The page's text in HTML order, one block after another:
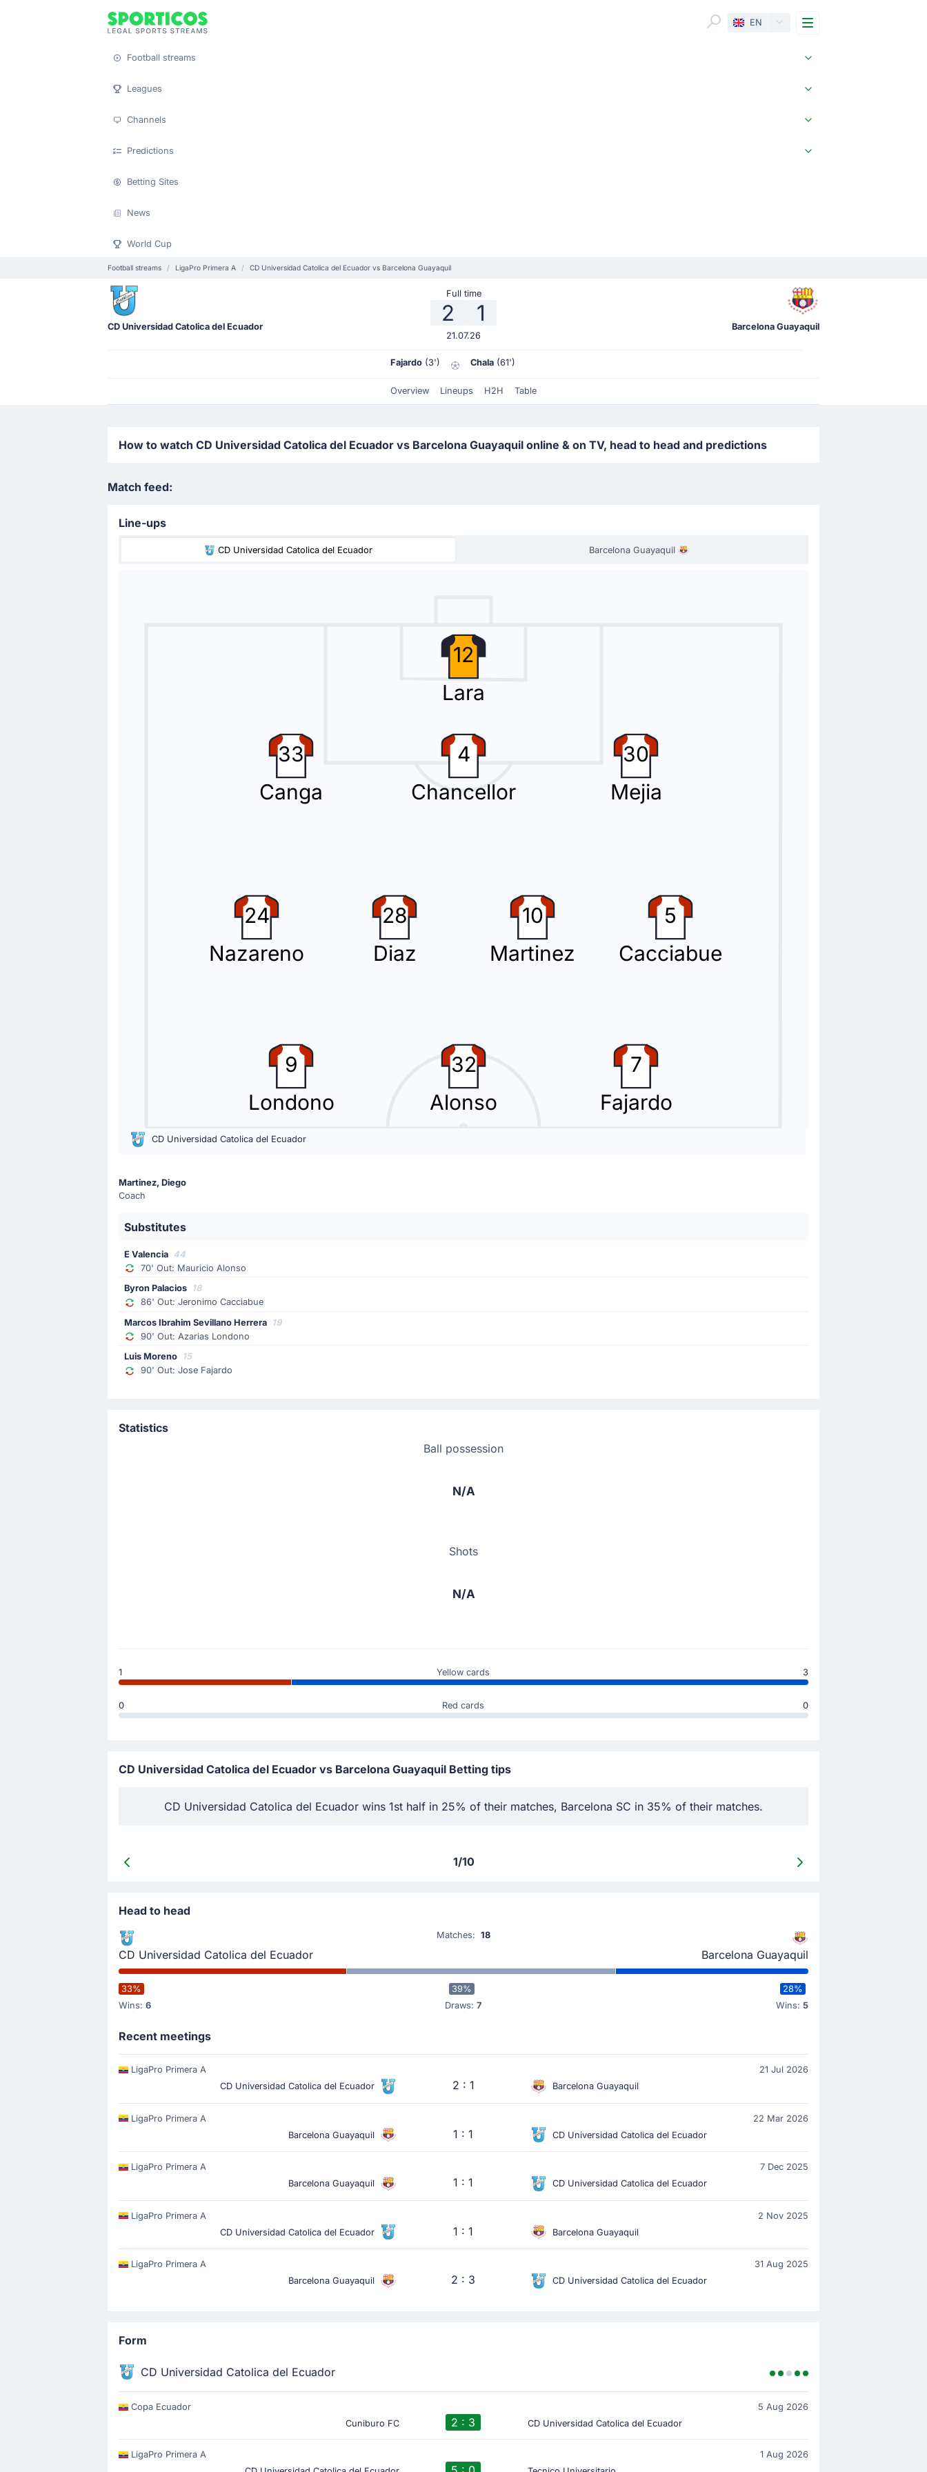
EN Menu
Football streams
Leagues
Channels
Predictions
Betting Sites
News
World Cup
Football streams LigaPro Primera A CD Universidad Catolica del Ecuador vs Barcelona Guayaquil
CD Universidad Catolica del Ecuador
Full time
2 1
21.07.26
Barcelona Guayaquil
Fajardo (3') Chala (61')
Overview Lineups H2H Table
How to watch CD Universidad Catolica del Ecuador vs Barcelona Guayaquil online & on TV, head to head and predictions
Match feed:
Line-ups
CD Universidad Catolica del Ecuador Barcelona Guayaquil
9
Londono
32
Alonso
7
Fajardo
24
Nazareno
28
Diaz
10
Martinez
5
Cacciabue
33
Canga
4
Chancellor
30
Mejia
12
Lara
CD Universidad Catolica del Ecuador
Martinez, Diego
Coach
Substitutes
E Valencia 44
70' Out: Mauricio Alonso
Byron Palacios 18
86' Out: Jeronimo Cacciabue
Marcos Ibrahim Sevillano Herrera 19
90' Out: Azarias Londono
Luis Moreno 15
90' Out: Jose Fajardo
Statistics
Ball possession
N/A
Shots
N/A
1 Yellow cards 3
0 Red cards 0
CD Universidad Catolica del Ecuador vs Barcelona Guayaquil Betting tips
CD Universidad Catolica del Ecuador wins 1st half in 25% of their matches, Barcelona SC in 35% of their matches.
1/10
Head to head
CD Universidad Catolica del Ecuador
Matches: 18
Barcelona Guayaquil
33%
Wins: 6
39%
Draws:7
28%
Wins: 5
Recent meetings
LigaPro Primera A
21 Jul 2026
CD Universidad Catolica del Ecuador
2 : 1 Barcelona Guayaquil
LigaPro Primera A
22 Mar 2026
Barcelona Guayaquil
1 : 1 CD Universidad Catolica del Ecuador
LigaPro Primera A
7 Dec 2025
Barcelona Guayaquil
1 : 1 CD Universidad Catolica del Ecuador
LigaPro Primera A
2 Nov 2025
CD Universidad Catolica del Ecuador
1 : 1 Barcelona Guayaquil
LigaPro Primera A
31 Aug 2025
Barcelona Guayaquil
2 : 3 CD Universidad Catolica del Ecuador
Form
CD Universidad Catolica del Ecuador
Copa Ecuador
5 Aug 2026
Cuniburo FC
2 : 3 CD Universidad Catolica del Ecuador
LigaPro Primera A
1 Aug 2026